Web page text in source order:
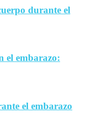
durante el
el embarazo:
el embarazo